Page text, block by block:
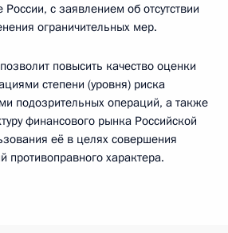
с заявлением об отсутствии
ограничительных мер.
повысить качество оценки
степени (уровня) риска
подозрительных операций, а также
финансового рынка Российской
её в целях совершения
противоправного характера.